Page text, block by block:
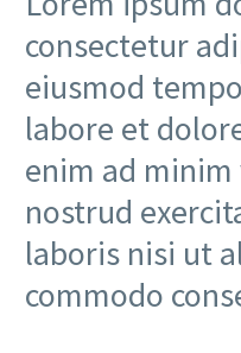
consectetur
eiusmod
labore et
enim ad
nostrud
laboris nisi ut
commodo